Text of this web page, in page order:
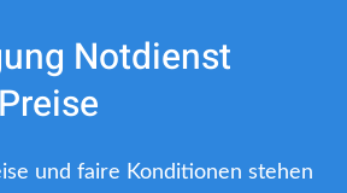
Notdienst
und faire Konditionen stehen